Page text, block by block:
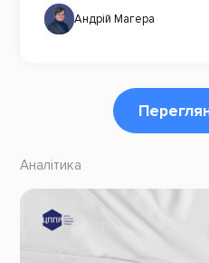
Андрій Магера
Аналітика